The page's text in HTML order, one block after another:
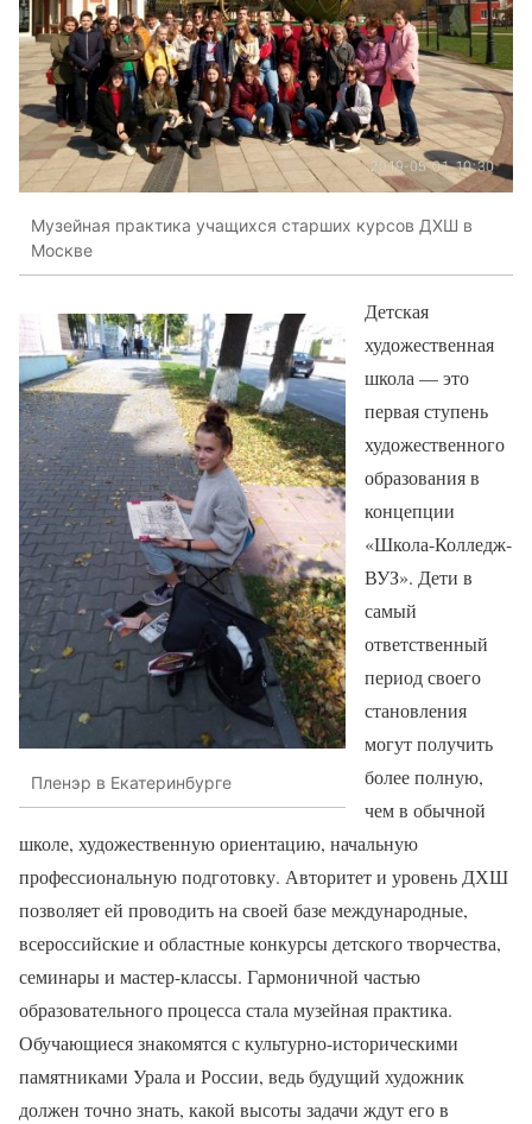
Музейная практика учащихся старших курсов ДХШ в
Москве
Пленэр в Екатеринбурге
Детская
художественная
школа — это
первая ступень
художественного
образования в
концепции
«Школа-Колледж-
ВУЗ». Дети в
самый
ответственный
период своего
становления
могут получить
более полную,
чем в обычной
школе, художественную ориентацию, начальную
профессиональную подготовку. Авторитет и уровень ДХШ
позволяет ей проводить на своей базе международные,
всероссийские и областные конкурсы детского творчества,
семинары и мастер-классы. Гармоничной частью
образовательного процесса стала музейная практика.
Обучающиеся знакомятся с культурно-историческими
памятниками Урала и России, ведь будущий художник
должен точно знать, какой высоты задачи ждут его в